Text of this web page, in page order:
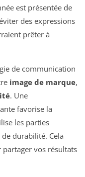
est présentée de
des expressions
prêter à
de communication
image de marque,
. Une
favorise la
les parties
durabilité. Cela
partager vos résultats